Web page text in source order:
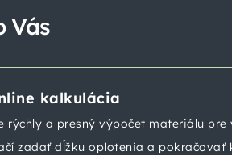
Vás
kalkulácia
rýchly a presný výpočet materiálu pre
zadať dĺžku oplotenia a pokračovať